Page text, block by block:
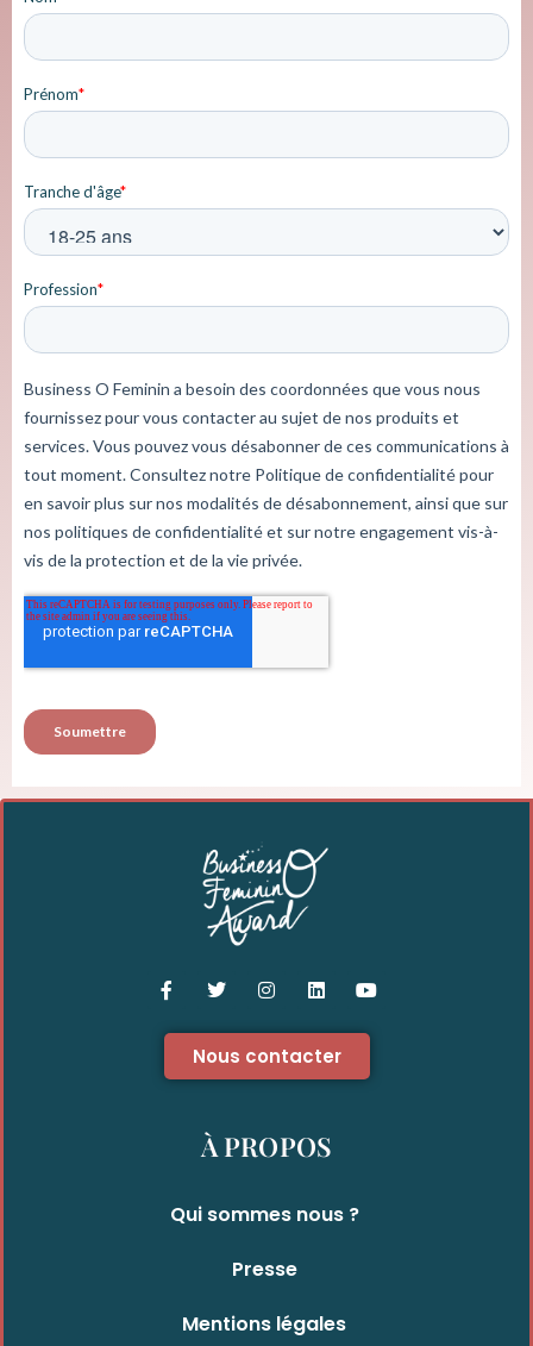
Nous contacter
À PROPOS
Qui sommes nous ?
Presse
Mentions légales